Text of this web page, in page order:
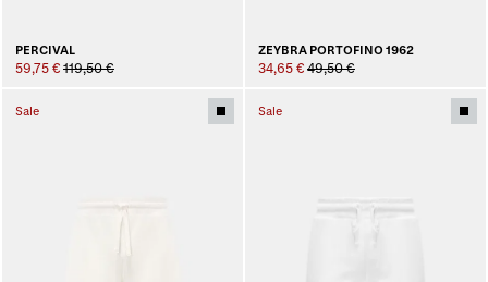
PERCIVAL
59,75 € 119,50 €
ZEYBRA PORTOFINO 1962
34,65 € 49,50 €
Sale Sale